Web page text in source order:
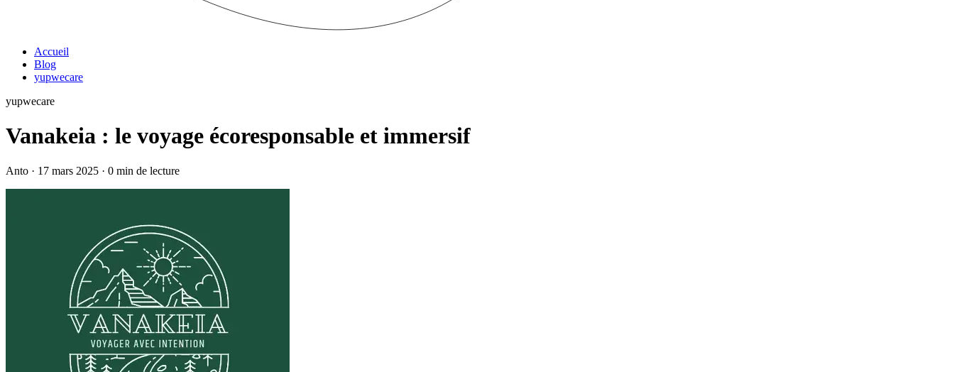
Accueil
Blog
yupwecare
yupwecare
Vanakeia : le voyage écoresponsable et immersif
Anto · 17 mars 2025 · 0 min de lecture